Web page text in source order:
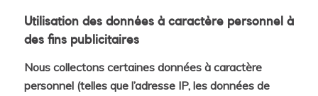
Utilisation des données à caractère personnel à
des fins publicitaires
Nous collectons certaines données à caractère
personnel (telles que l’adresse IP, les données de